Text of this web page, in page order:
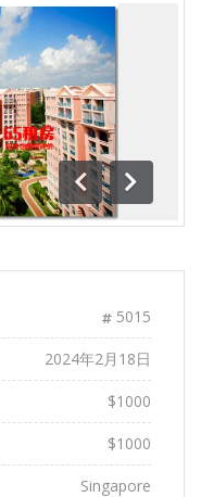
前一
页
下一
页
5015
2024年2月18日
$1000
$1000
Singapore